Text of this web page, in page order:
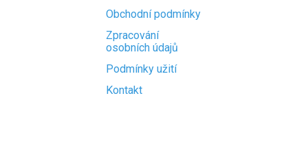
Obchodní podmínky
Zpracování
osobních údajů
Podmínky užití
Kontakt